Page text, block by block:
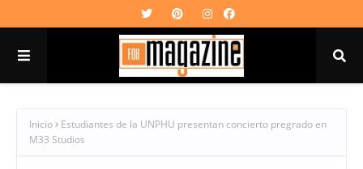
Inicio
Estudiantes de la UNPHU presentan concierto pregrado en
M33 Studios